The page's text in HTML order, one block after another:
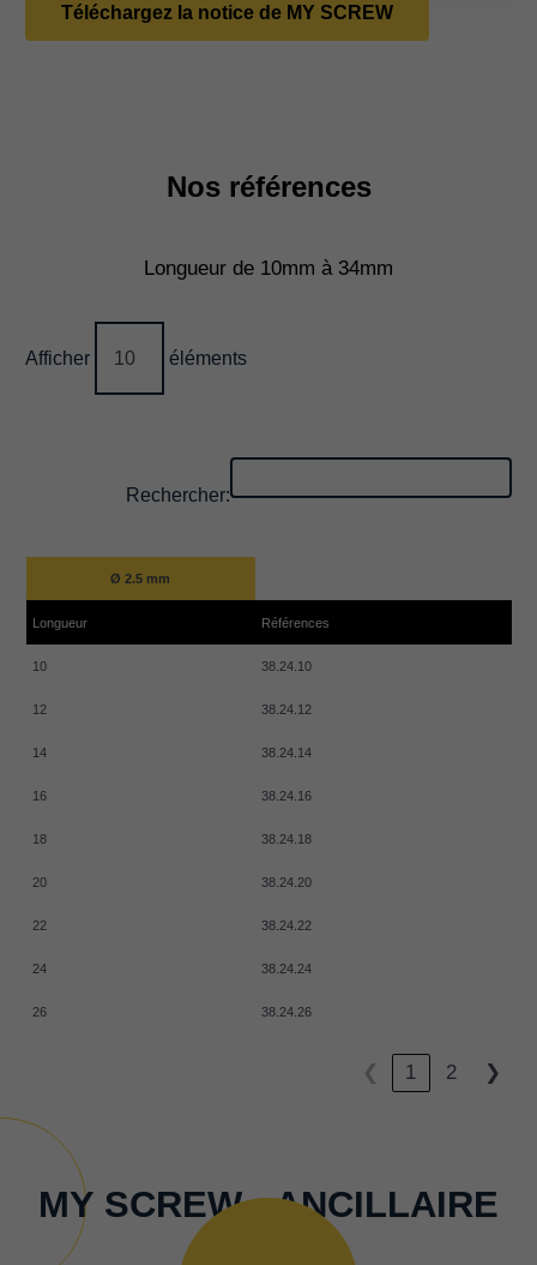
Téléchargez la notice de MY SCREW
Nos références
Longueur de 10mm à 34mm
Afficher éléments
Rechercher:
Ø 2.5 mm
Longueur Références
10 38.24.10
12 38.24.12
14 38.24.14
16 38.24.16
18 38.24.18
20 38.24.20
22 38.24.22
24 38.24.24
26 38.24.26
❮ 1 2 ❯
MY SCREW - ANCILLAIRE